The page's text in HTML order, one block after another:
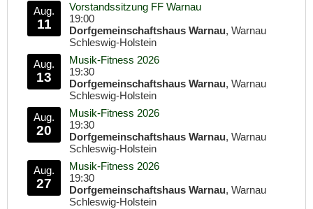
Aug.
11
Vorstandssitzung FF Warnau
19:00
Dorfgemeinschaftshaus Warnau, Warnau
Schleswig-Holstein
Aug.
13
Musik-Fitness 2026
19:30
Dorfgemeinschaftshaus Warnau, Warnau
Schleswig-Holstein
Aug.
20
Musik-Fitness 2026
19:30
Dorfgemeinschaftshaus Warnau, Warnau
Schleswig-Holstein
Aug.
27
Musik-Fitness 2026
19:30
Dorfgemeinschaftshaus Warnau, Warnau
Schleswig-Holstein